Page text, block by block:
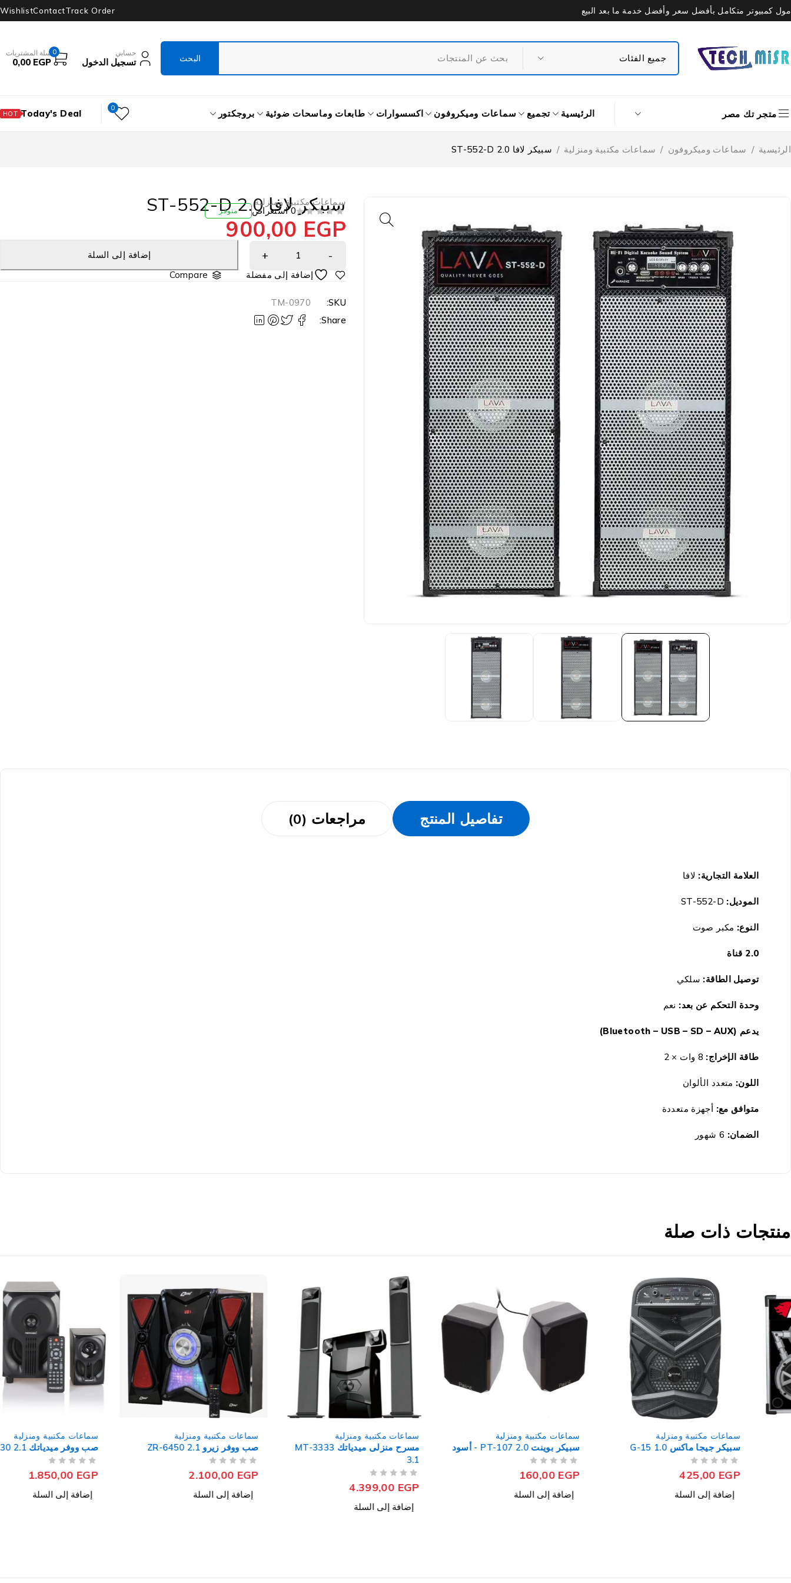
مول كمبيوتر متكامل بأفضل سعر وأفضل خدمة ما بعد البيع Track Order
Contact
Wishlist
حسابي
تسجيل الدخول
0 سلة المشتريات
0,00 EGP
متجر تك مصر الرئيسية تجميع سماعات وميكروفون اكسسوارات طابعات وماسحات ضوئية بروجكتور 0
Today's Deal
HOT
الرئيسية / سماعات وميكروفون / سماعات مكتبية ومنزلية / سبيكر لافا ST-552-D 2.0
سماعات مكتبية ومنزلية
سبيكر لافا ST-552-D 2.0
0 استعراض متوفر
900,00 EGP
إضافة إلى السلة
Compare
SKU:
TM-0970
Share:
تفاصيل المنتج مراجعات (0)
العلامة التجارية: لافا
الموديل: ST-552-D
النوع: مكبر صوت
2.0 قناة
توصيل الطاقة: سلكي
وحدة التحكم عن بعد: نعم
يدعم (Bluetooth – USB – SD – AUX)
طاقة الإخراج: 8 وات × 2
اللون: متعدد الألوان
متوافق مع: أجهزة متعددة
الضمان: 6 شهور
منتجات ذات صلة
سماعات مكتبية ومنزلية
سبيكر جيجا ماكس G-15 1.0
425,00
إضافة إلى السلة
سماعات مكتبية ومنزلية
سبيكر بوينت PT-107 2.0 - أسود
160,00
إضافة إلى السلة
سماعات مكتبية ومنزلية
مسرح منزلى ميدياتك MT-3333
4.399,00
إضافة إلى السلة
سماعات مكتبية ومنزلية
صب ووفر زيرو ZR-6450 2.1
2.100,00
إضافة إلى السلة
سماعات مكتبية ومنزلية
صب ووفر ميدياتك MT-330 2.1
1.850,00
إضافة إلى السلة